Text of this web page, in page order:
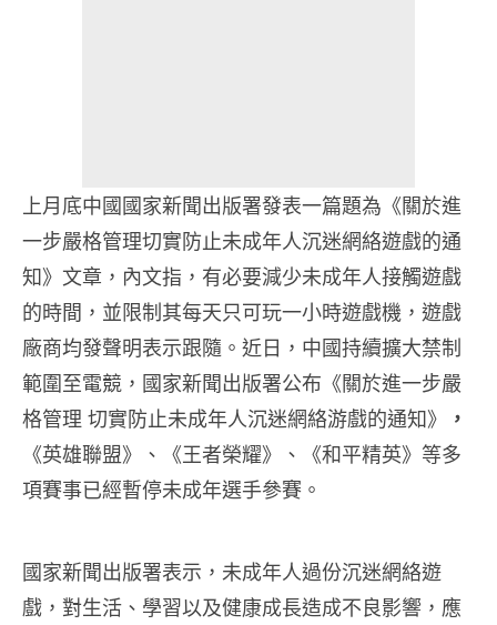
上月底中國國家新聞出版署發表一篇題為《關於進
一步嚴格管理切實防止未成年人沉迷網絡遊戲的通
知》文章，內文指，有必要減少未成年人接觸遊戲
的時間，並限制其每天只可玩一小時遊戲機，遊戲
廠商均發聲明表示跟隨。近日，中國持續擴大禁制
範圍至電競，國家新聞出版署公布《關於進一步嚴
格管理 切實防止未成年人沉迷網絡游戲的通知》
，
《英雄聯盟》、《王者榮耀》、《和平精英》等多
項賽事已經暫停未成年選手參賽。
國家新聞出版署表示，未成年人過份沉迷網絡遊
戲，對生活、學習以及健康成長造成不良影響，應